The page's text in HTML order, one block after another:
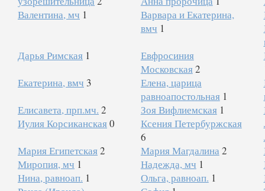
Валентина, мч 1
Варвара и Екатерина,
вмч 1
Дарья Римская 1
Евфросиния
Московская2
Екатерина, вмч 3
Елена, царица
равноапостольная 1
Елисавета, прп.мч. 2 Зоя Вифлиемская 1
Иулия Корсиканская0
Ксения Петербуржская
6
Мария Египетская2 Мария Магдалина 2
Миропия, мч 1 Надежда, мч 1
Нина, равноап. 1 Ольга, равноап. 1